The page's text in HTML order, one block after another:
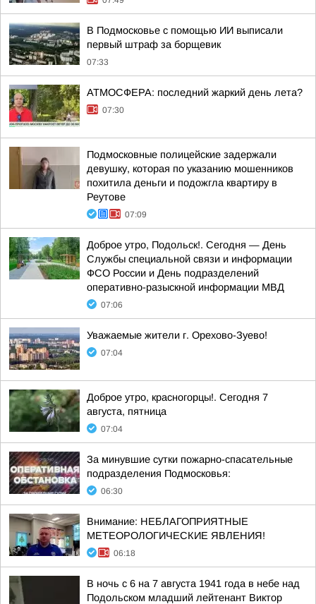
В Подмосковье с помощью ИИ выписали
первый штраф за борщевик
07:33
АТМОСФЕРА: последний жаркий день лета?
07:30
Подмосковные полицейские задержали
девушку, которая по указанию мошенников
похитила деньги и подожгла квартиру в
Реутове
07:09
Доброе утро, Подольск!. Сегодня — День
Службы специальной связи и информации
ФСО России и День подразделений
оперативно-разыскной информации МВД
07:06
Уважаемые жители г. Орехово-Зуево!
07:04
Доброе утро, красногорцы!. Сегодня 7
августа, пятница
07:04
За минувшие сутки пожарно-спасательные
подразделения Подмосковья:
06:30
Внимание: НЕБЛАГОПРИЯТНЫЕ
МЕТЕОРОЛОГИЧЕСКИЕ ЯВЛЕНИЯ!
06:18
В ночь с 6 на 7 августа 1941 года в небе над
Подольском младший лейтенант Виктор